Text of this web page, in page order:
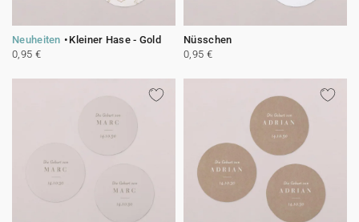
Neuheiten
Kleiner Hase - Gold
0,95 €
Nüsschen
0,95 €